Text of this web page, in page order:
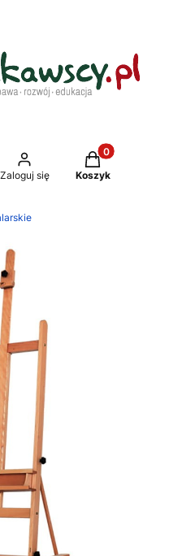
Zaloguj się
Produkty w
Koszyk